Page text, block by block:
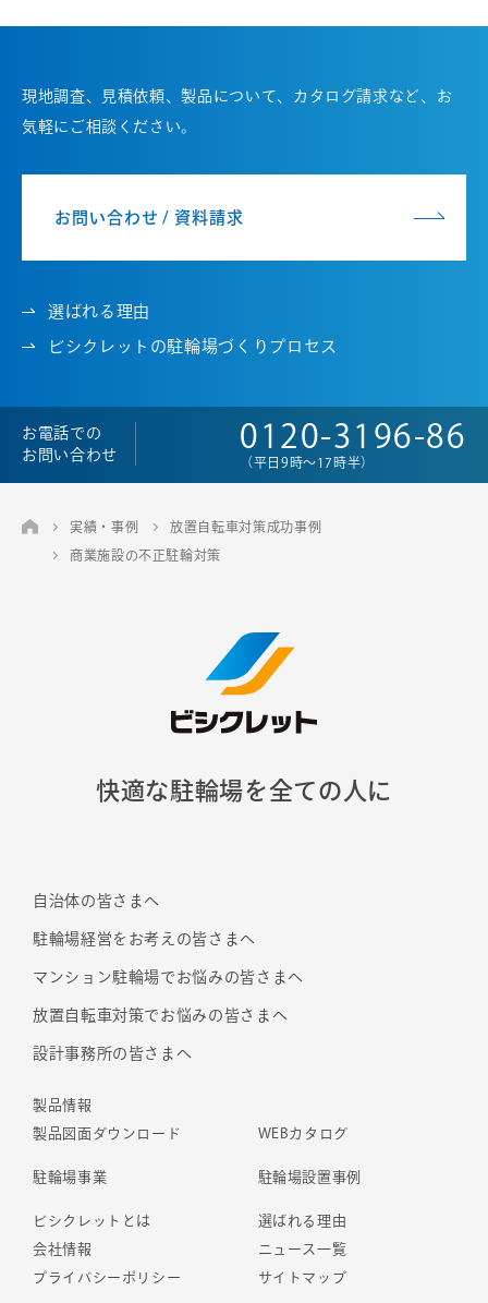
現地調査、見積依頼、製品について、カタログ請求など、お
気軽にご相談ください。
お問い合わせ / 資料請求
選ばれる理由
ビシクレットの駐輪場づくりプロセス
お電話での
お問い合わせ
0120-3196-86
（平日9時～17時半）
実績・事例 放置自転車対策成功事例
商業施設の不正駐輪対策
快適な駐輪場を全ての人に
自治体の皆さまへ
駐輪場経営をお考えの皆さまへ
マンション駐輪場でお悩みの皆さまへ
放置自転車対策でお悩みの皆さまへ
設計事務所の皆さまへ
製品情報
製品図面ダウンロード
WEBカタログ
駐輪場事業 駐輪場設置事例
ビシクレットとは
選ばれる理由
会社情報
ニュース一覧
プライバシーポリシー
サイトマップ